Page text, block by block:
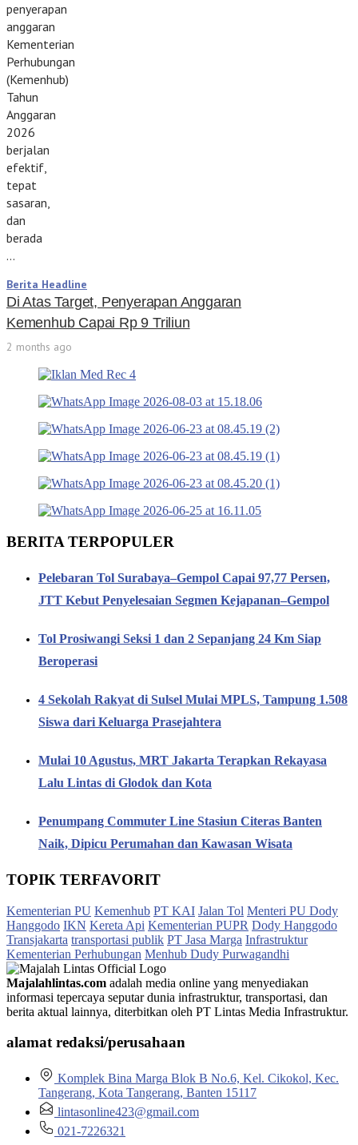
penyerapan
anggaran
Kementerian
Perhubungan
(Kemenhub)
Tahun
Anggaran
2026
berjalan
efektif,
tepat
sasaran,
dan
berada
…
Berita Headline
Di Atas Target, Penyerapan Anggaran
Kemenhub Capai Rp 9 Triliun
2 months ago
BERITA TERPOPULER
Pelebaran Tol Surabaya–Gempol Capai 97,77 Persen,
JTT Kebut Penyelesaian Segmen Kejapanan–Gempol
Tol Prosiwangi Seksi 1 dan 2 Sepanjang 24 Km Siap
Beroperasi
4 Sekolah Rakyat di Sulsel Mulai MPLS, Tampung 1.508
Siswa dari Keluarga Prasejahtera
Mulai 10 Agustus, MRT Jakarta Terapkan Rekayasa
Lalu Lintas di Glodok dan Kota
Penumpang Commuter Line Stasiun Citeras Banten
Naik, Dipicu Perumahan dan Kawasan Wisata
TOPIK TERFAVORIT
Kementerian PU Kemenhub PT KAI Jalan Tol Menteri PU Dody
Hanggodo IKN Kereta Api Kementerian PUPR Dody Hanggodo
Transjakarta transportasi publik PT Jasa Marga Infrastruktur
Kementerian Perhubungan Menhub Dudy Purwagandhi
Majalahlintas.com adalah media online yang menyediakan
informasi tepercaya seputar dunia infrastruktur, transportasi, dan
berita aktual lainnya, diterbitkan oleh PT Lintas Media Infrastruktur.
alamat redaksi/perusahaan
Komplek Bina Marga Blok B No.6, Kel. Cikokol, Kec.
Tangerang, Kota Tangerang, Banten 15117
lintasonline423@gmail.com
021-7226321